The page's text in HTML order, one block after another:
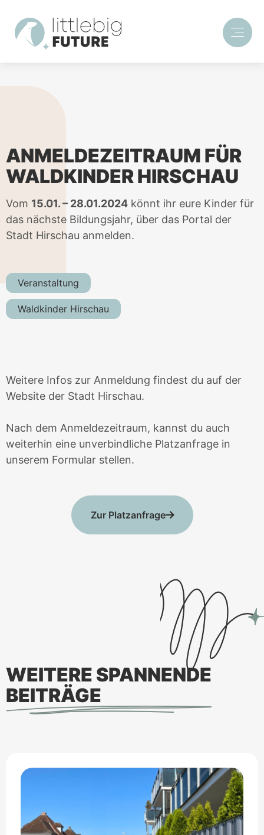
ANMELDEZEITRAUM FÜR
WALDKINDER HIRSCHAU
Vom 15.01. – 28.01.2024 könnt ihr eure Kinder für
das nächste Bildungsjahr, über das Portal der
Stadt Hirschau anmelden.
Veranstaltung
Waldkinder Hirschau
Weitere Infos zur Anmeldung findest du auf der
Website der Stadt Hirschau.
Nach dem Anmeldezeitraum, kannst du auch
weiterhin eine unverbindliche Platzanfrage in
unserem Formular stellen.
Zur Platzanfrage
WEITERE SPANNENDE
BEITRÄGE